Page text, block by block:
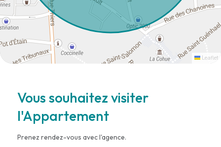
Leaflet
Vous souhaitez visiter
l'Appartement
Prenez rendez-vous avec l'agence.